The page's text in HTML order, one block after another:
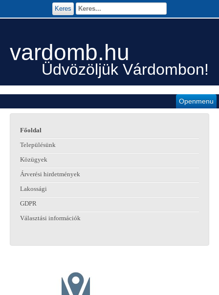
vardomb.hu
Üdvözöljük Várdombon!
Openmenu
Keres
Főoldal
Településünk
Közügyek
Árverési hirdetmények
Lakossági
GDPR
Választási információk